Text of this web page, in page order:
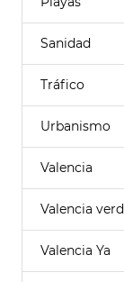
Sanidad
Tráfico
Urbanismo
Valencia
Valencia
Valencia Ya